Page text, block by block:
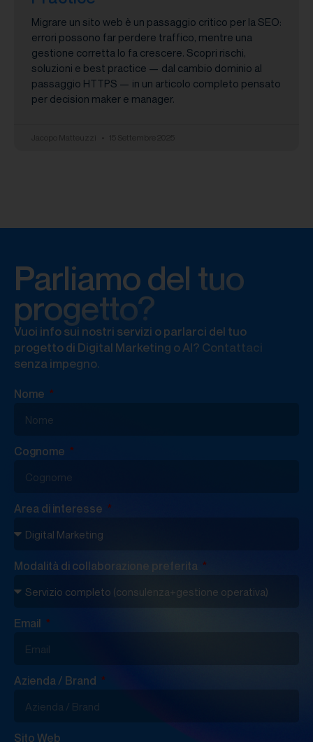
Migrare un sito web è un passaggio critico per la SEO:
errori possono far perdere traffico, mentre una
gestione corretta lo fa crescere. Scopri rischi,
soluzioni e best practice — dal cambio dominio al
passaggio HTTPS — in un articolo completo pensato
per decision maker e manager.
Parliamo del tuo
progetto?
Vuoi info sui nostri servizi o parlarci del tuo
progetto di Digital Marketing o AI? Contattaci
senza impegno.
Nome
Cognome
Area di interesse
Modalità di collaborazione preferita
Email
Azienda / Brand
Sito Web